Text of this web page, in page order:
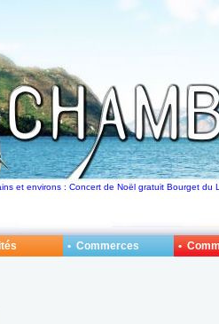
et environs : Concert de Noël gratuit Bourget
• Commerces •